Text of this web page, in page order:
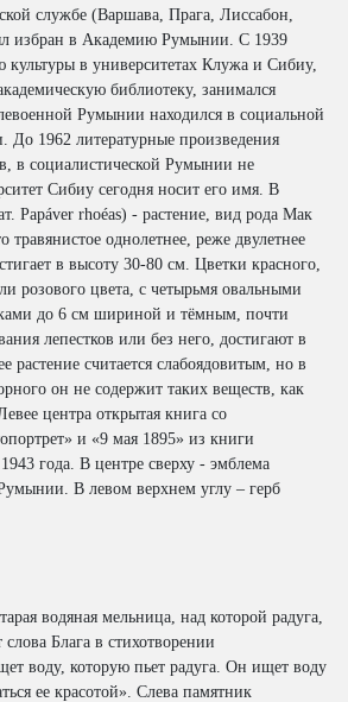
службе (Варшава, Прага, Лиссабон,
избран в Академию Румынии. C 1939
в университетах Клужа и Сибиу,
библиотеку, занимался
Румынии находился в социальной
До 1962 литературные произведения
в социалистической Румынии не
Сибиу сегодня носит его имя. В
Papáver rhoéas) - растение, вид рода Мак
травянистое однолетнее, реже двулетнее
в высоту 30-80 см. Цветки красного,
розового цвета, с четырьмя овальными
до 6 см шириной и тёмным, почти
лепестков или без него, достигают в
растение считается слабоядовитым, но в
он не содержит таких веществ, как
центра открытая книга со
и «9 мая 1895» из книги
года. В центре сверху - эмблема
В левом верхнем углу – герб
водяная мельница, над которой радуга,
Блага в стихотворении
воду, которую пьет радуга. Он ищет воду
ее красотой». Слева памятник